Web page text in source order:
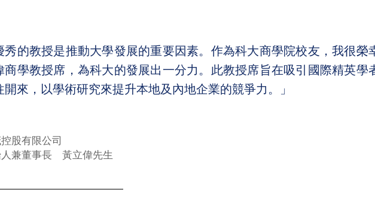
秀的教授是推動大學發展的重要因素。作為科大商學院校友，我很榮
商學教授席，為科大的發展出一分力。此教授席旨在吸引國際精英學
開來，以學術研究來提升本地及內地企業的競爭力。」
股有限公司
兼董事長 黃立偉先生